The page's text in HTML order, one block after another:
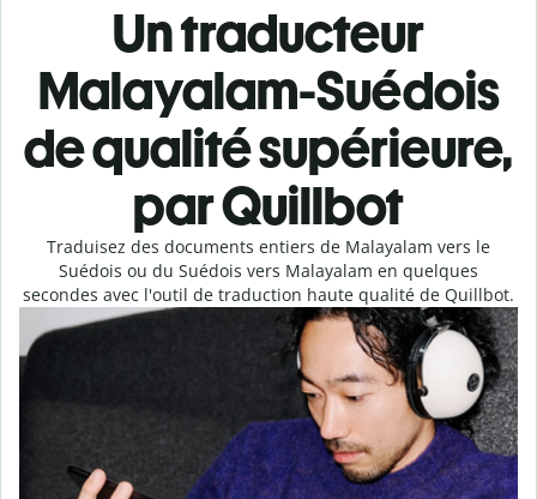
Un traducteur
Malayalam-Suédois
de qualité supérieure,
par Quillbot
Traduisez des documents entiers de Malayalam vers le
Suédois ou du Suédois vers Malayalam en quelques
secondes avec l'outil de traduction haute qualité de Quillbot.